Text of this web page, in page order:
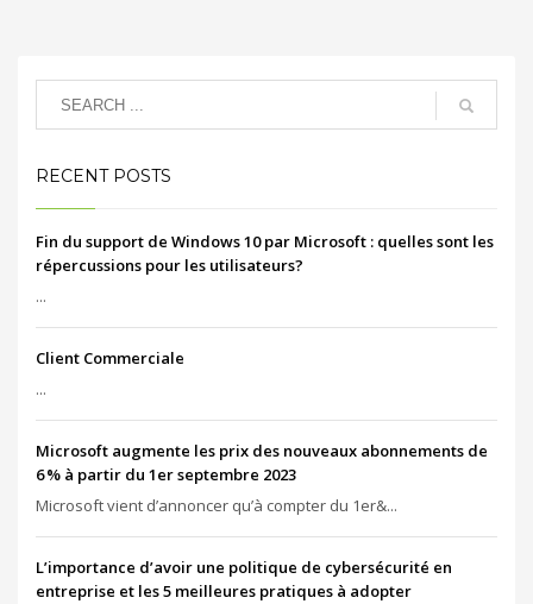
RECENT POSTS
Fin du support de Windows 10 par Microsoft : quelles sont les
répercussions pour les utilisateurs?
...
Client Commerciale
...
Microsoft augmente les prix des nouveaux abonnements de
6 % à partir du 1er septembre 2023
Microsoft vient d’annoncer qu’à compter du 1er&...
L’importance d’avoir une politique de cybersécurité en
entreprise et les 5 meilleures pratiques à adopter